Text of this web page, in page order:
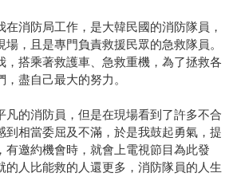
在消防局工作，是大韓民國的消防隊員，
，且是專門負責救援民眾的急救隊員。
，搭乘著救護車、急救重機，為了拯救各
盡自己最大的努力。
凡的消防員，但是在現場看到了許多不合
到相當委屈及不滿，於是我鼓起勇氣，提
有邀約機會時，就會上電視節目為此發
的人比能救的人還更多，消防隊員的人生